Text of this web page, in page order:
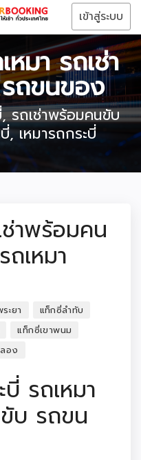
เข้าสู่ระบบ
มา รถเช่า
ถขนของ
รถเช่าพร้อมคนขับ
, เหมารถกระบี่
าพร้อมคน
เหมา
ะยา
แท็กซี่ลำทับ
แท็กซี่เขาพนม
อง
รถเหมา
บ รถขน